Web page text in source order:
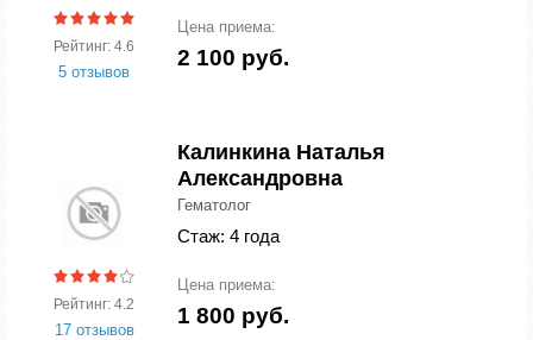
Рейтинг: 4.6
5 отзывов
Цена приема:
2 100 руб.
Рейтинг: 4.2
17 отзывов
Калинкина Наталья
Александровна
Гематолог
Стаж: 4 года
Цена приема:
1 800 руб.